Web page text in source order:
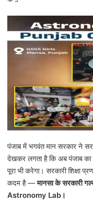
पंजाब में भगवंत मान सरकार ने
देखकर लगता है कि अब पंजाब का
पूरा भी करेगा। सरकारी शिक्षा
कदम है —मानसा के सरकारी
Astronomy Lab ।